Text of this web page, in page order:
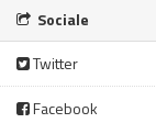
Sociale
Twitter
Facebook